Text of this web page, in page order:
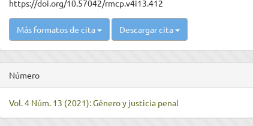
https://doi.org/10.57042/rmcp.v4i13.412
Más formatos de cita Descargar cita
Número
Vol. 4 Núm. 13 (2021): Género y justicia penal